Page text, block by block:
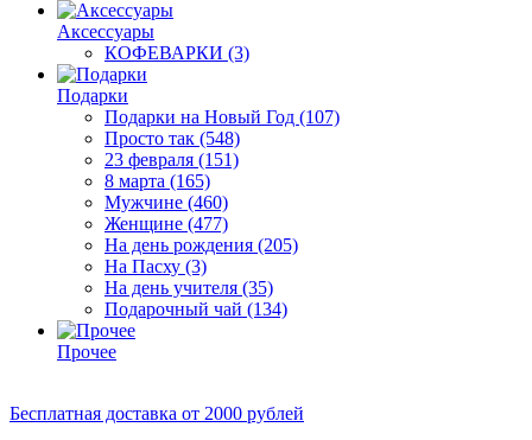
Аксессуары
КОФЕВАРКИ (3)
Подарки
Подарки на Новый Год (107)
Просто так (548)
23 февраля (151)
8 марта (165)
Мужчине (460)
Женщине (477)
На день рождения (205)
На Пасху (3)
На день учителя (35)
Подарочный чай (134)
Прочее
Бесплатная доставка от 2000 рублей